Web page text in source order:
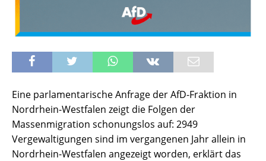
Eine parlamentarische Anfrage der AfD-Fraktion in
Nordrhein-Westfalen zeigt die Folgen der
Massenmigration schonungslos auf: 2949
Vergewaltigungen sind im vergangenen Jahr allein in
Nordrhein-Westfalen angezeigt worden, erklärt das